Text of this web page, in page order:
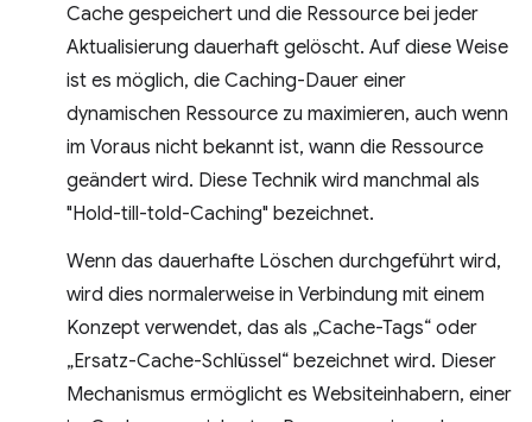
Cache gespeichert und die Ressource bei jeder
Aktualisierung dauerhaft gelöscht. Auf diese Weise
ist es möglich, die Caching-Dauer einer
dynamischen Ressource zu maximieren, auch wenn
im Voraus nicht bekannt ist, wann die Ressource
geändert wird. Diese Technik wird manchmal als
"Hold-till-told-Caching" bezeichnet.
Wenn das dauerhafte Löschen durchgeführt wird,
wird dies normalerweise in Verbindung mit einem
Konzept verwendet, das als „Cache-Tags“ oder
„Ersatz-Cache-Schlüssel“ bezeichnet wird. Dieser
Mechanismus ermöglicht es Websiteinhabern, einer